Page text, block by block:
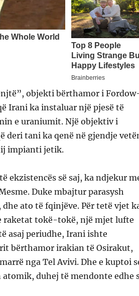
objekti bërthamor i
Irani ka instaluar një pjesë të
e uraniumit. Një objektiv i
deri tani ka qenë në gjendje
impianti jetik.
ekzistencës së saj, ka ndjekur
Duke mbajtur parasysh
ato të fqinjëve. Për tetë vjet
raketat tokë-tokë, një mjet lufte
asaj periudhe, Irani ishte
bërthamor irakian të Osirakut,
nga Tel Avivi. Dhe e kuptoi
duhej të mendonte edhe